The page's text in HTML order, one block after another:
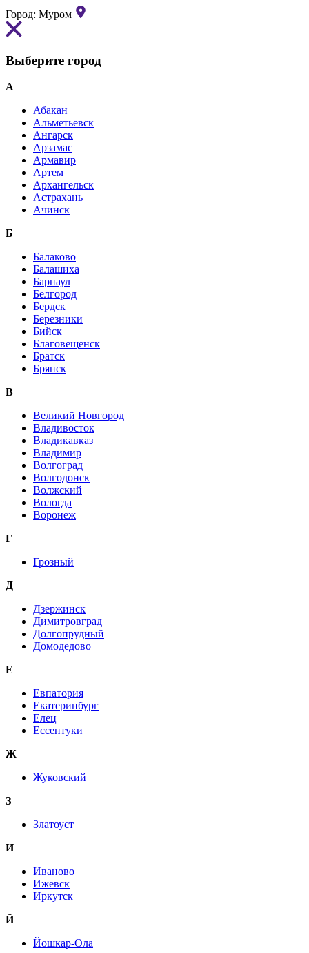
Город: Муром
Выберите город
А
Абакан
Альметьевск
Ангарск
Арзамас
Армавир
Артем
Архангельск
Астрахань
Ачинск
Б
Балаково
Балашиха
Барнаул
Белгород
Бердск
Березники
Бийск
Благовещенск
Братск
Брянск
В
Великий Новгород
Владивосток
Владикавказ
Владимир
Волгоград
Волгодонск
Волжский
Вологда
Воронеж
Г
Грозный
Д
Дзержинск
Димитровград
Долгопрудный
Домодедово
Е
Евпатория
Екатеринбург
Елец
Ессентуки
Ж
Жуковский
З
Златоуст
И
Иваново
Ижевск
Иркутск
Й
Йошкар-Ола